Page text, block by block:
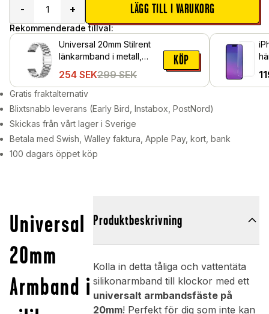
-
+ LÄGG TILL I VARUKORG
Rekommenderade tillval:
Universal 20mm Stilrent
länkarmband i metall,
254 SEK299 SEK
KÖP
Gratis fraktalternativ
Blixtsnabb leverans (Early Bird, Instabox, PostNord)
Skickas från vårt lager i Sverige
Betala med Swish, Walley faktura, Apple Pay, kort, bank
100 dagars öppet köp
Universal
20mm
Armband i
Produktbeskrivning
Kolla in detta tåliga och vattentäta
silikonarmband till klockor med ett
universalt armbandsfäste på
20mm! Perfekt för dig som inte kan